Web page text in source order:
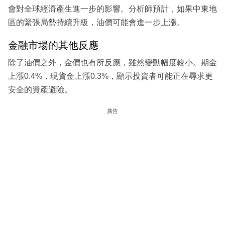
會對全球經濟產生進一步的影響。分析師預計，如果中東地
區的緊張局勢持續升級，油價可能會進一步上漲。
金融市場的其他反應
除了油價之外，金價也有所反應，雖然變動幅度較小。期金
上漲0.4%，現貨金上漲0.3%，顯示投資者可能正在尋求更
安全的資產避險。
廣告